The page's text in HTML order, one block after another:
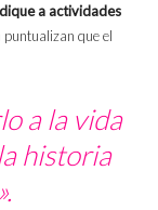
a actividades
que el
a la vida
historia